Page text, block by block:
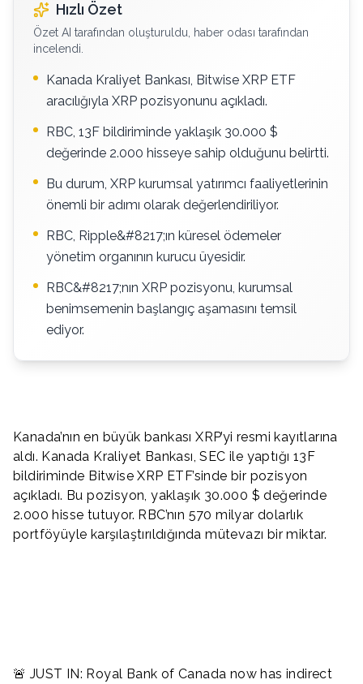
Hızlı Özet
Özet AI tarafından oluşturuldu, haber odası tarafından
incelendi.
Kanada Kraliyet Bankası, Bitwise XRP ETF
aracılığıyla XRP pozisyonunu açıkladı.
RBC, 13F bildiriminde yaklaşık 30.000 $
değerinde 2.000 hisseye sahip olduğunu belirtti.
Bu durum, XRP kurumsal yatırımcı faaliyetlerinin
önemli bir adımı olarak değerlendiriliyor.
RBC, Ripple&#8217;ın küresel ödemeler
yönetim organının kurucu üyesidir.
RBC&#8217;nın XRP pozisyonu, kurumsal
benimsemenin başlangıç aşamasını temsil
ediyor.
Kanada’nın en büyük bankası XRP’yi resmi kayıtlarına
aldı. Kanada Kraliyet Bankası, SEC ile yaptığı 13F
bildiriminde Bitwise XRP ETF’sinde bir pozisyon
açıkladı. Bu pozisyon, yaklaşık 30.000 $ değerinde
2.000 hisse tutuyor. RBC’nın 570 milyar dolarlık
portföyüyle karşılaştırıldığında mütevazı bir miktar.
🚨 JUST IN: Royal Bank of Canada now has indirect